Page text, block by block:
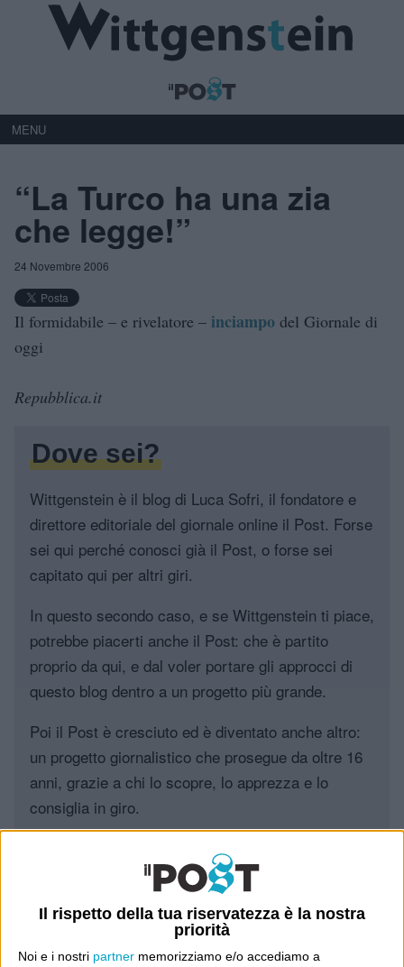
Il rispetto della tua riservatezza è la nostra
priorità
Noi e i nostri partner memorizziamo e/o accediamo a
MENU
“La Turco ha una zia
che legge!”
24 Novembre 2006
Il formidabile – e rivelatore – inciampo del Giornale di
oggi
Repubblica.it
Dove sei?
Wittgenstein è il blog di Luca Sofri, il fondatore e
direttore editoriale del giornale online il Post. Forse
sei qui perché conosci già il Post, o forse sei
capitato qui per altri giri.
In questo secondo caso, e se Wittgenstein ti piace,
potrebbe piacerti anche il Post: che è partito
proprio da qui, e dal voler portare gli approcci di
questo blog dentro a un progetto più grande.
Poi il Post è cresciuto ed è diventato anche altro:
un progetto giornalistico che prosegue da oltre 16
anni, grazie a chi lo scopre, lo apprezza e lo
consiglia in giro.
Leggi il Post, magari ti piace
Luca Sofri Wittgenstein